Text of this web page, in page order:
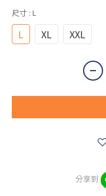
尺寸 : L
L XL XXL
分享到